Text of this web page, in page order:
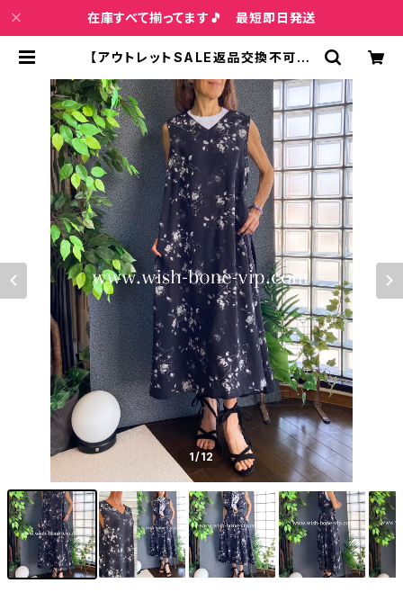
在庫すべて揃ってます🎵 最短即日発送
【アウトレットSALE返品交換不可8/
ンピース・サラッと軽やか春夏ワンピ
ース/ブラックフラワー | インポートフ
ァッション＆ジュエリー Wish Bone
VIP
1/12